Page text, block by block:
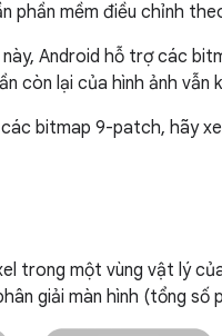
phần mềm điều chỉnh
Android hỗ trợ các
còn lại của hình ảnh
bitmap 9-patch, hãy
trong một vùng vật lý
giải màn hình (tổng số